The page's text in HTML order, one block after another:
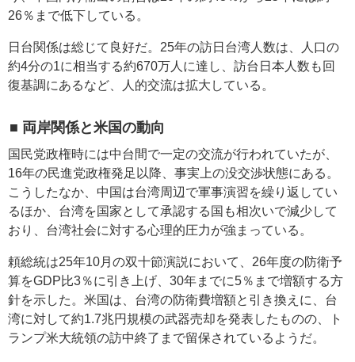
26％まで低下している。
日台関係は総じて良好だ。25年の訪日台湾人数は、人口の
約4分の1に相当する約670万人に達し、訪台日本人数も回
復基調にあるなど、人的交流は拡大している。
■ 両岸関係と米国の動向
国民党政権時には中台間で一定の交流が行われていたが、
16年の民進党政権発足以降、事実上の没交渉状態にある。
こうしたなか、中国は台湾周辺で軍事演習を繰り返してい
るほか、台湾を国家として承認する国も相次いで減少して
おり、台湾社会に対する心理的圧力が強まっている。
頼総統は25年10月の双十節演説において、26年度の防衛予
算をGDP比3％に引き上げ、30年までに5％まで増額する方
針を示した。米国は、台湾の防衛費増額と引き換えに、台
湾に対して約1.7兆円規模の武器売却を発表したものの、ト
ランプ米大統領の訪中終了まで留保されているようだ。